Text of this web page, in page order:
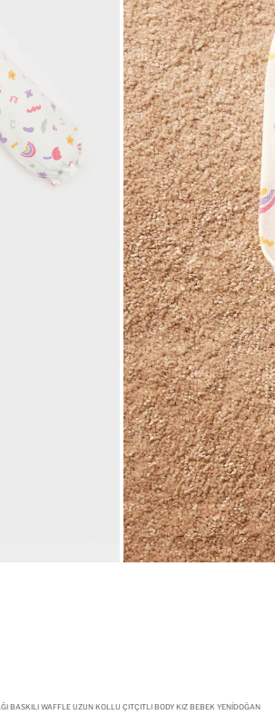
BASKILI WAFFLE UZUN KOLLU ÇITÇITLI BODY KIZ BEBEK YENIDOĞAN